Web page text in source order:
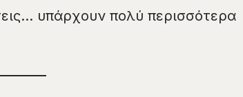
υπάρχουν πολύ περισσότερα